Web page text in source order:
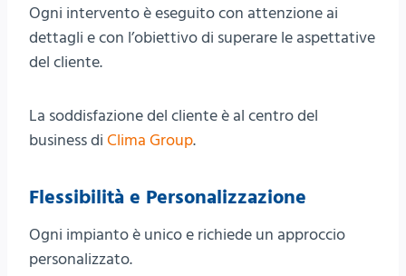
Ogni intervento è eseguito con attenzione ai
dettagli e con l’obiettivo di superare le aspettative
del cliente.
La soddisfazione del cliente è al centro del
business di Clima Group.
Flessibilità e Personalizzazione
Ogni impianto è unico e richiede un approccio
personalizzato.